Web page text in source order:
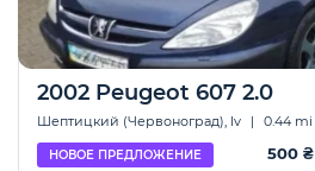
2002 Peugeot 607 2.0
Шептицкий (Червоноград), lv | 0.44 mi
НОВОЕ ПРЕДЛОЖЕНИЕ 500 ₴